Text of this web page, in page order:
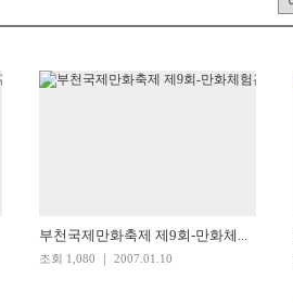
부천국제만화축제 제9회-만화체...
조회 1,080 ｜ 2007.01.10